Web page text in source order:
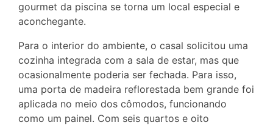
gourmet da piscina se torna um local especial e
aconchegante.
Para o interior do ambiente, o casal solicitou uma
cozinha integrada com a sala de estar, mas que
ocasionalmente poderia ser fechada. Para isso,
uma porta de madeira reflorestada bem grande foi
aplicada no meio dos cômodos, funcionando
como um painel. Com seis quartos e oito